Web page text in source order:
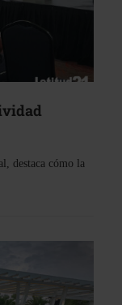
destaca cómo la